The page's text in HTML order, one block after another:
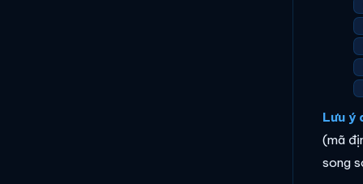
Lưu ý
(mã
song